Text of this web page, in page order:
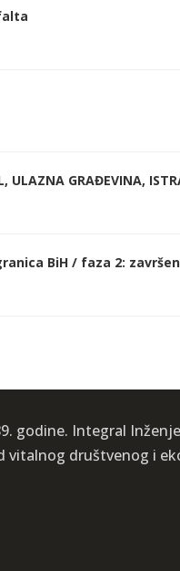
ULAZNA GRAĐEVINA,
BiH / faza 2:
godine. Integral
društvenog i